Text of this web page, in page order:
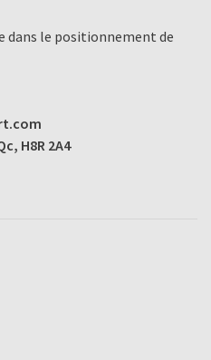
dans le positionnement de
H8R 2A4